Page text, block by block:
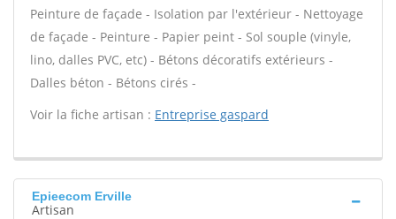
Peinture de façade - Isolation par l'extérieur - Nettoyage
de façade - Peinture - Papier peint - Sol souple (vinyle,
lino, dalles PVC, etc) - Bétons décoratifs extérieurs -
Dalles béton - Bétons cirés -
Voir la fiche artisan : Entreprise gaspard
Epieecom Erville
Artisan